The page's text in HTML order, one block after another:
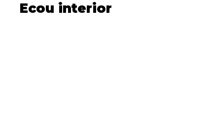
Ecou interior